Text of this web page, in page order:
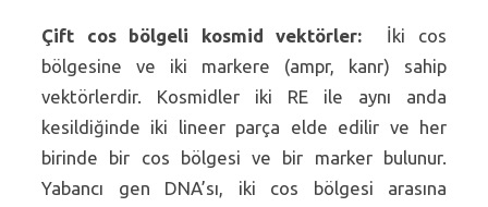
Çift cos bölgeli kosmid vektörler: İki cos
bölgesine ve iki markere (ampr, kanr) sahip
vektörlerdir. Kosmidler iki RE ile aynı anda
kesildiğinde iki lineer parça elde edilir ve her
birinde bir cos bölgesi ve bir marker bulunur.
Yabancı gen DNA’sı, iki cos bölgesi arasına